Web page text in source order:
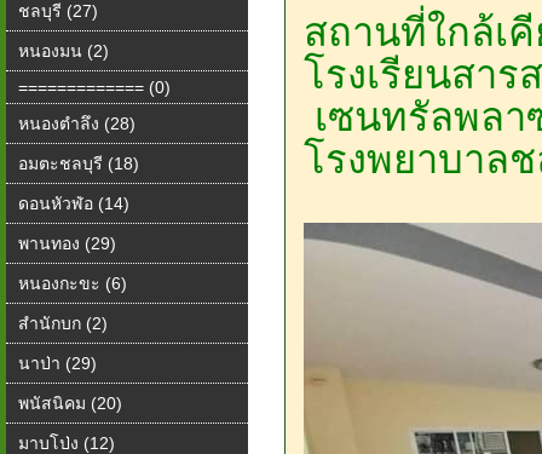
ชลบุรี (27)
หนองมน (2)
============= (0)
หนองตำลึง (28)
อมตะชลบุรี (18)
ดอนหัวฬ่อ (14)
พานทอง (29)
หนองกะขะ (6)
สำนักบก (2)
นาป่า (29)
พนัสนิคม (20)
มาบโป่ง (12)
สถานที่ใกล้เคี
โรงเรียนสา
เซนทรัลพลา
โรงพยาบาล